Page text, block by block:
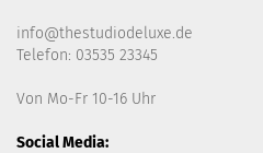
info@thestudiodeluxe.de
Telefon: 03535 23345
Von Mo-Fr 10-16 Uhr
Social Media: